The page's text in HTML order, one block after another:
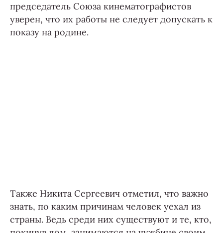
председатель Союза кинематографистов
уверен, что их работы не следует допускать к
показу на родине.
Также Никита Сергеевич отметил, что важно
знать, по каким причинам человек уехал из
страны. Ведь среди них существуют и те, кто,